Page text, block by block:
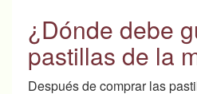
¿Dónde debe
pastillas de la
Después de comprar las